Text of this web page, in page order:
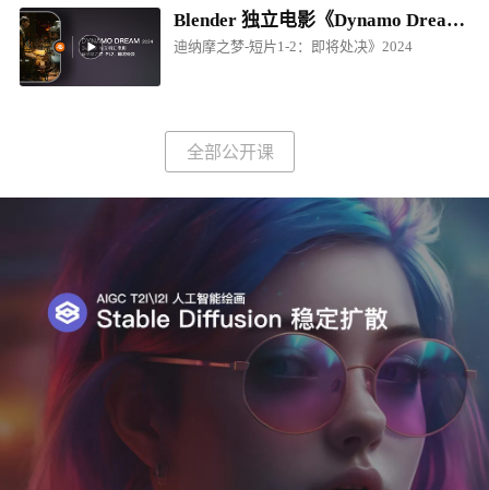
Blender 独立电影《Dynamo Dream - EP1-P2.Prepare for Execution / 迪纳摩之梦-短片1-2：即将处决》2024
迪纳摩之梦-短片1-2：即将处决》2024
全部公开课